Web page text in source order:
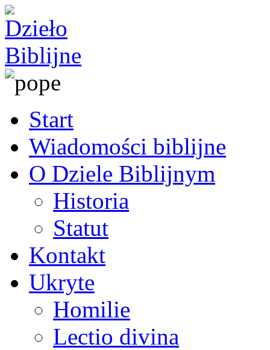
Start
Wiadomości biblijne
O Dziele Biblijnym
Historia
Statut
Kontakt
Ukryte
Homilie
Lectio divina